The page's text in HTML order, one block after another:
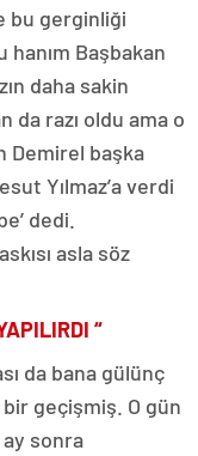
bu gerginliği
Başbakan
daha sakin
da razı oldu ama o
Demirel başka
Yılmaz’a verdi
dedi.
asla söz
“
da bana gülünç
geçişmiş. O gün
ay sonra